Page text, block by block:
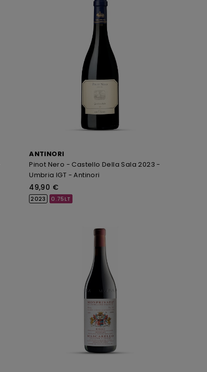
ANTINORI
Pinot Nero - Castello Della Sala 2023 -
Umbria IGT - Antinori
49,90 €
2023 0.75LT